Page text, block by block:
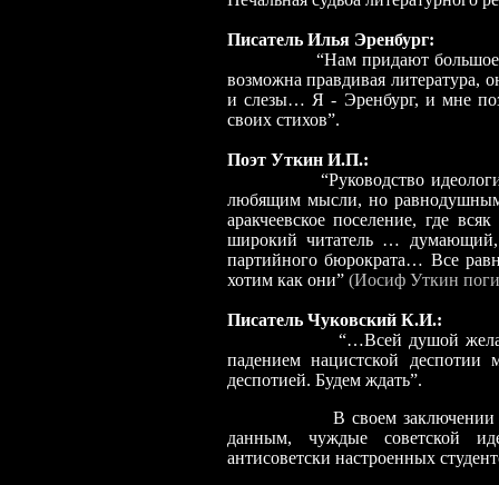
Писатель Илья Эренбург:
“Нам придают большое
возможна правдивая литература,
и слезы… Я- Эренбург, и мне
своих стихов”.
Поэт Уткин И.П.:
“Руководство
любящим мысли, но
аракчеевское поселение, где
широкий читатель … думающий,
партийного бюрократа… Все
хотим как они”(Иосиф Уткин
Писатель Чуковский К.И.:
“…Всей душой желаю
падением нацистской
деспотией. Будем ждать”.
В своем
данным, чуждые советской
антисоветски настроенных